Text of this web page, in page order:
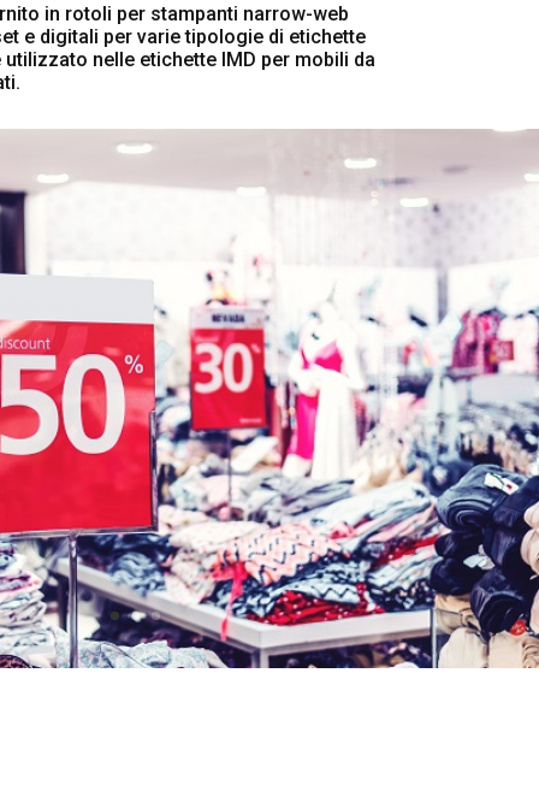
in rotoli per stampanti narrow-web
e digitali per varie tipologie di etichette
nelle etichette IMD per mobili da